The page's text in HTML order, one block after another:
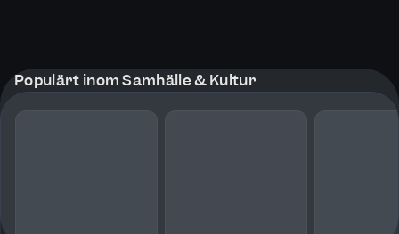
Populärt inom Samhälle & Kultur